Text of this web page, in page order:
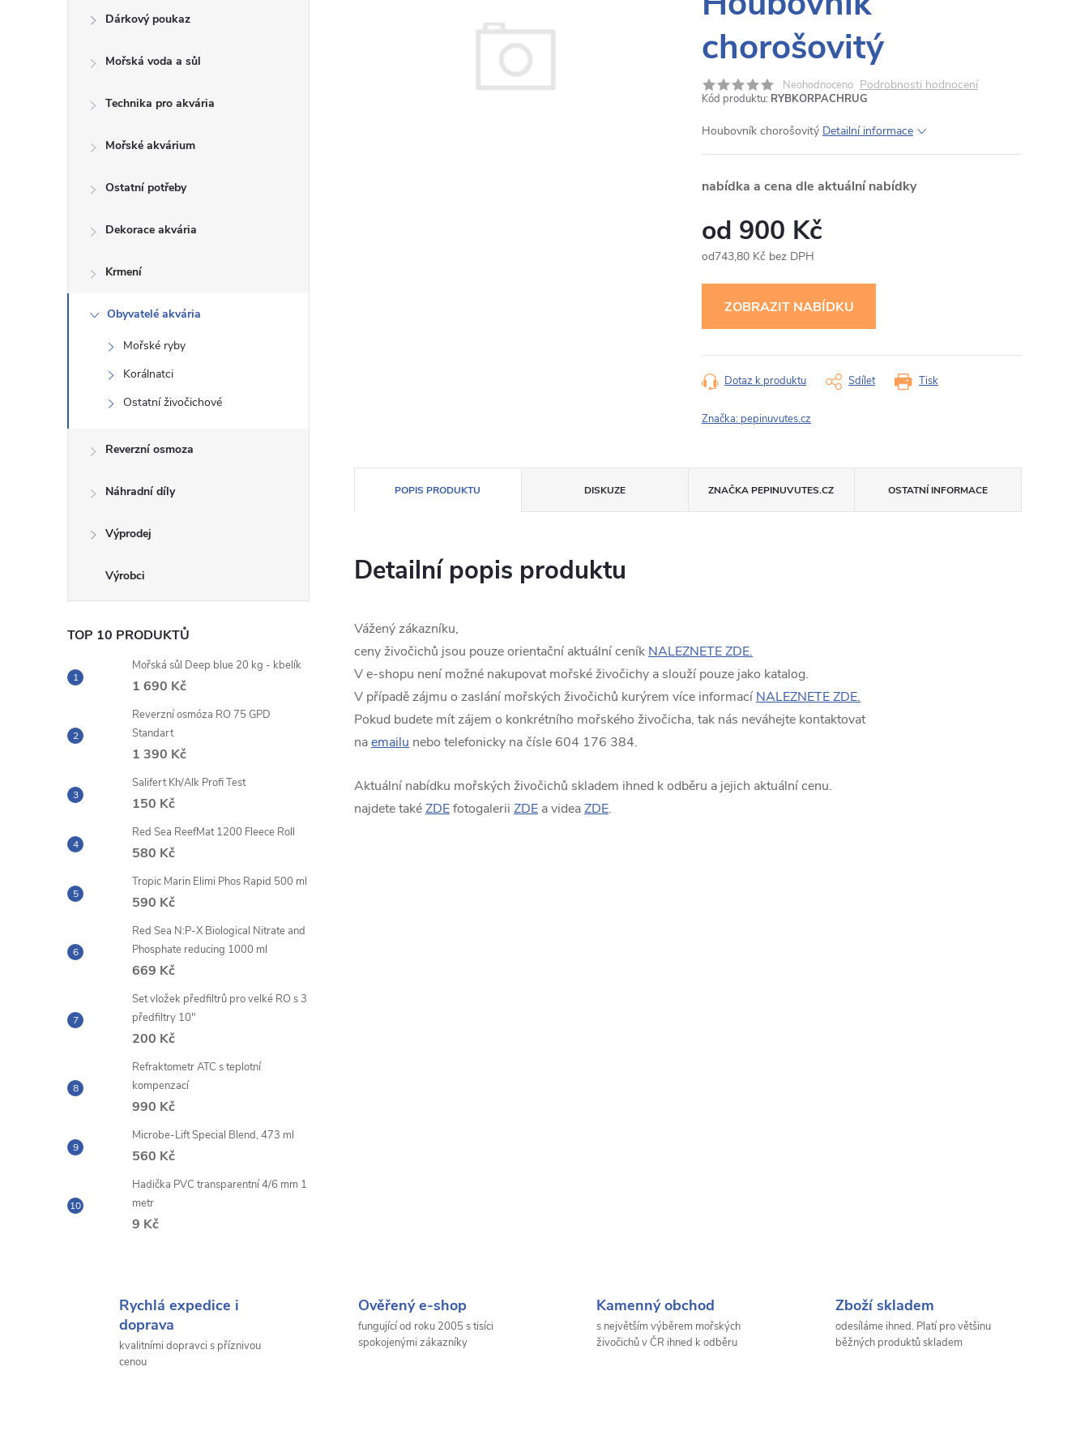
e
Dárkový poukaz
Mořská voda a sůl
Technika pro akvária
Mořské akvárium
Ostatní potřeby
Dekorace akvária
Krmení
Obyvatelé akvária
Mořské ryby
Korálnatci
Ostatní živočichové
Reverzní osmoza
Náhradní díly
Výprodej
TOP 10 PRODUKTŮ
Mořská sůl Deep blue 20 kg - kbelík
1 690 Kč
Reverzní osmóza RO 75 GPD
Standart
1 390 Kč
Salifert Kh/Alk Profi Test
150 Kč
Red Sea ReefMat 1200 Fleece Roll
580 Kč
Tropic Marin Elimi Phos Rapid 500 ml
590 Kč
Red Sea N:P-X Biological Nitrate and
Phosphate reducing 1000 ml
669 Kč
Set vložek předfiltrů pro velké RO s 3
předfiltry 10"
200 Kč
Refraktometr ATC s teplotní
kompenzací
990 Kč
Microbe-Lift Special Blend, 473 ml
560 Kč
Hadička PVC transparentní 4/6 mm 1
metr
9 Kč
chorošovitý
Neohodnoceno Podrobnosti hodnocení
Kód produktu: RYBKORPACHRUG
Houbovník chorošovitý Detailní informace
nabídka a cena dle aktuální nabídky
900 Kč
743,80 Kč bez DPH
Tisk
Dotaz k produktu Sdílet
Značka: pepinuvutes.cz
POPIS PRODUKTU DISKUZE ZNAČKA PEPINUVUTES.CZ OSTATNÍ INFORMACE
Detailní popis produktu
Vážený zákazníku,
ceny živočichů jsou pouze orientační aktuální ceník NALEZNETE ZDE.
V e-shopu není možné nakupovat mořské živočichy a slouží pouze jako katalog.
V případě zájmu o zaslání mořských živočichů kurýrem více informací NALEZNETE ZDE.
Pokud budete mít zájem o konkrétního mořského živočicha, tak nás neváhejte kontaktovat
naemailu nebo telefonicky na čísle 604 176 384.
Aktuální nabídku mořských živočichů skladem ihned k odběru a jejich aktuální cenu.
najdete takéZDEfotogalerii ZDE a videaZDE.
Rychlá expedice i
doprava
kvalitními dopravci s příznivou
cenou
Ověřený e-shop
fungující od roku 2005 s tisíci
spokojenými zákazníky
Kamenný obchod
s největším výběrem mořských
živočichů v ČR ihned k odběru
Zboží skladem
odesíláme ihned. Platí pro většinu
běžných produktů skladem